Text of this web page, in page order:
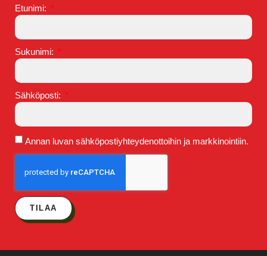
Etunimi:
Sukunimi:
Sähköposti:
Annan luvan sähköpostiyhteydenottoihin ja markkinointiin.
TILAA